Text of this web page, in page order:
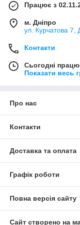
Працює з
м. Дніпро
ул. Курчатова 7,
Контакти
Сьогодні
Показати весь
Про нас
Контакти
Доставка та оплата
Графік роботи
Повна версія сайту
Сайт створено на